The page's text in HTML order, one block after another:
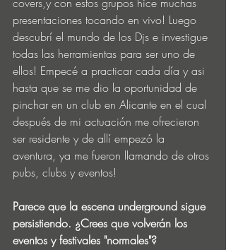
covers,y con estos grupos hice muchas
presentaciones tocando en vivo! Luego
descubrí el mundo de los Djs e investigue
todas las herramientas para ser uno de
ellos! Empecé a practicar cada día y asi
hasta que se me dio la oportunidad de
pinchar en un club en Alicante en el cual
después de mi actuación me ofrecieron
ser residente y de allí empezó la
aventura, ya me fueron llamando de otros
pubs, clubs y eventos!
Parece que la escena underground sigue
persistiendo. ¿Crees que volverán los
eventos y festivales "normales"?